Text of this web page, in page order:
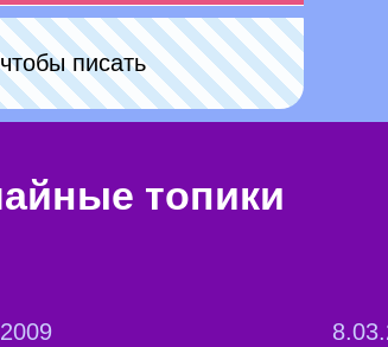
писать
топики